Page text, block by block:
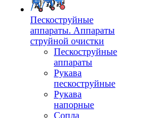
Пескоструйные
аппараты. Аппараты
струйной очистки
Пескоструйные
аппараты
Рукава
пескоструйные
Рукава
напорные
Сопла